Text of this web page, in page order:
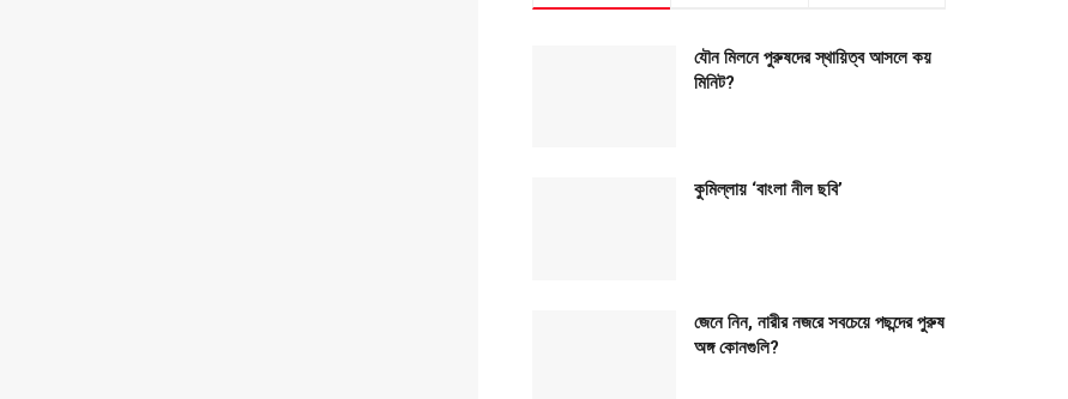
যৌন মিলনে পুরুষদের স্থায়িত্ব আসলে কয়
মিনিট?
কুমিল্লায় ‘বাংলা নীল ছবি’
জেনে নিন, নারীর নজরে সবচেয়ে পছন্দের পুরুষ
অঙ্গ কোনগুলি?